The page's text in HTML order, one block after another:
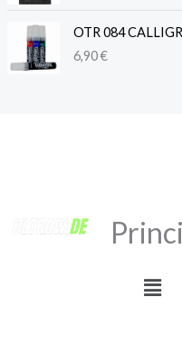
OTR 084
6,90€
Menú